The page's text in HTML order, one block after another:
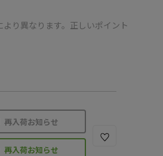
り異なります。正しいポイント
再入荷お知らせ
再入荷お知らせ